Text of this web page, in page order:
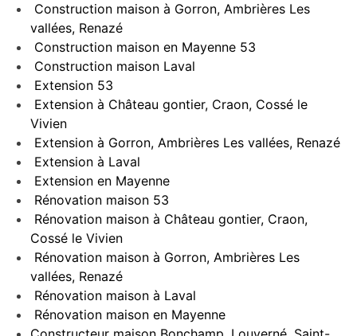
Construction maison à Gorron, Ambrières Les
vallées, Renazé
Construction maison en Mayenne 53
Construction maison Laval
Extension 53
Extension à Château gontier, Craon, Cossé le
Vivien
Extension à Gorron, Ambrières Les vallées, Renazé
Extension à Laval
Extension en Mayenne
Rénovation maison 53
Rénovation maison à Château gontier, Craon,
Cossé le Vivien
Rénovation maison à Gorron, Ambrières Les
vallées, Renazé
Rénovation maison à Laval
Rénovation maison en Mayenne